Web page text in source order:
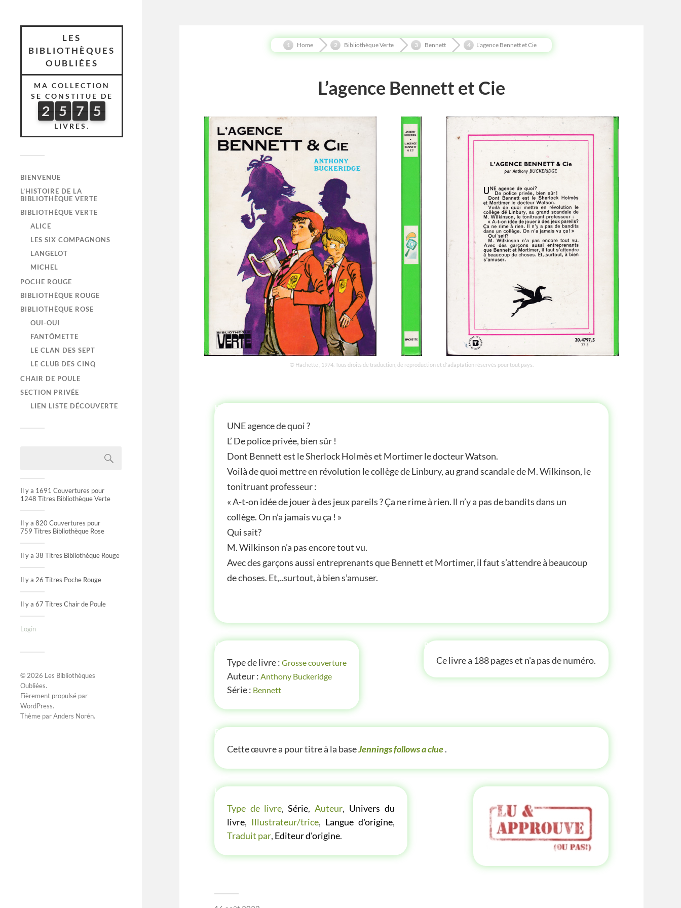
LES
BIBLIOTHÈQUES
OUBLIÉES
MA COLLECTION
SE CONSTITUE DE
2
5
2 5
2
5 7
5
7 5
5
LIVRES.
BIENVENUE
L’HISTOIRE DE LA
BIBLIOTHÈQUE VERTE
BIBLIOTHÈQUE VERTE
ALICE
LES SIX COMPAGNONS
LANGELOT
MICHEL
POCHE ROUGE
BIBLIOTHÈQUE ROUGE
BIBLIOTHÈQUE ROSE
OUI-OUI
FANTÔMETTE
LE CLAN DES SEPT
LE CLUB DES CINQ
CHAIR DE POULE
SECTION PRIVÉE
LIEN LISTE DÉCOUVERTE
Il y a 1691 Couvertures pour
1248 Titres Bibliothèque Verte
Il y a 820 Couvertures pour
759 Titres Bibliothèque Rose
Il y a 38 Titres Bibliothèque Rouge
Il y a 26 Titres Poche Rouge
Il y a 67 Titres Chair de Poule
Login
© 2026 Les Bibliothèques
Oubliées.
Fièrement propulsé par
WordPress.
Thème parAnders Norén.
Home Bibliothèque Verte Bennett L’agence Bennett et Cie
L’agence Bennett et Cie
© Hachette , 1974. Tous droits de traduction, de reproduction et d'adaptation réservés pour tout pays.
HISTOIRE
UNE agence de quoi ?
L’ De police privée, bien sûr !
Dont Bennett est le Sherlock Holmès et Mortimer le docteur Watson.
Voilà de quoi mettre en révolution le collège de Linbury, au grand scandale de M. Wilkinson, le
tonitruant professeur :
« A-t-on idée de jouer à des jeux pareils ? Ça ne rime à rien. ll n’y a pas de bandits dans un
collège. On n’a jamais vu ça ! »
Qui sait?
M. Wilkinson n’a pas encore tout vu.
Avec des garçons aussi entreprenants que Bennett et Mortimer, il faut s’attendre à beaucoup
de choses. Et,..surtout, à bien s’amuser.
INFOS
Type de livre :Grosse couverture
Auteur :Anthony Buckeridge
Série : Bennett
P'TITE INFOS
Ce livre a 188 pages et n'a pas de numéro.
P'TITE(S) INFOS SUR LE LIVRE
Cette œuvre a pour titre à la baseJennings follows a clue.
Type de livre,Série,Auteur, Univers du
livre, Illustrateur/trice, Langue d'origine,
Traduit par, Editeur d'origine.